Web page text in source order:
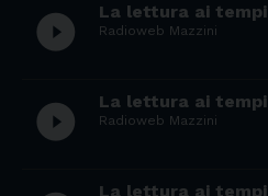
play_circle_filled La lettura ai
Radioweb Mazzini
play_circle_filled La lettura ai
Radioweb Mazzini
La lettura ai